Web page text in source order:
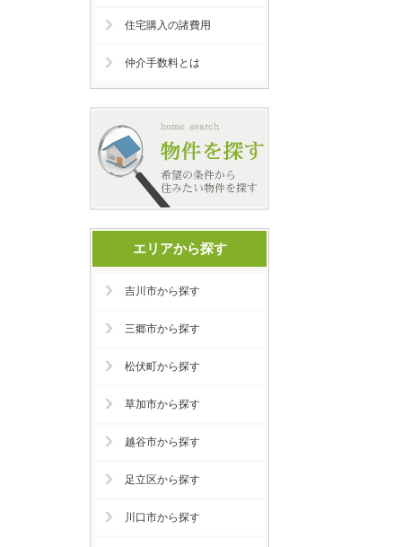
住宅購入の諸費用
仲介手数料とは
エリアから探す
吉川市から探す
三郷市から探す
松伏町から探す
草加市から探す
越谷市から探す
足立区から探す
川口市から探す